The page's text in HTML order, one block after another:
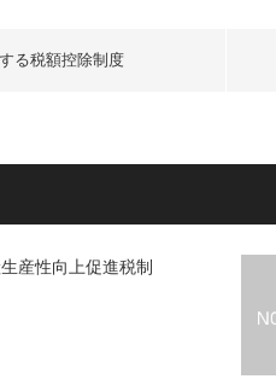
る税額控除制度
産性向上促進税制